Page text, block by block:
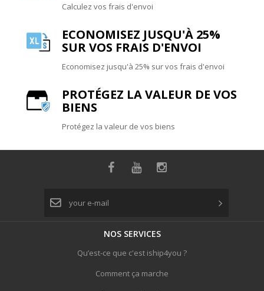
Calculez vos frais d'envoi
ECONOMISEZ JUSQU'À 25%
SUR VOS FRAIS D'ENVOI
Economisez jusqu'à 25% sur vos frais d'envoi
PROTÉGEZ LA VALEUR DE VOS
BIENS
Protégez la valeur de vos biens
NOS SERVICES
Qu’est-ce que c'est iship4you ?
Comment ça marche